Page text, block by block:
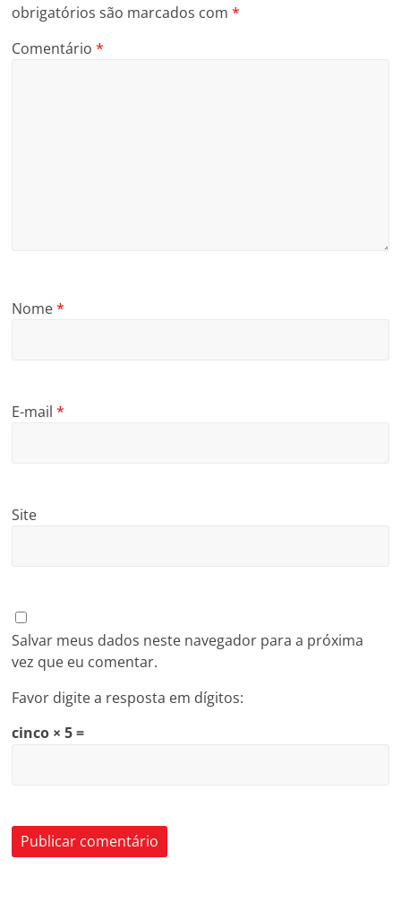
obrigatórios são marcados com*
Comentário*
Nome*
E-mail*
Site
Salvar meus dados neste navegador para a próxima
vez que eu comentar.
Favor digite a resposta em dígitos:
cinco × 5 =